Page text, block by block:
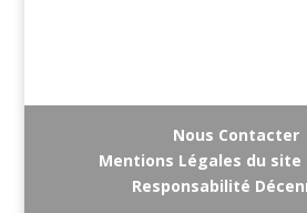
Nous Contacter
Mentions Légales du
Responsabilité